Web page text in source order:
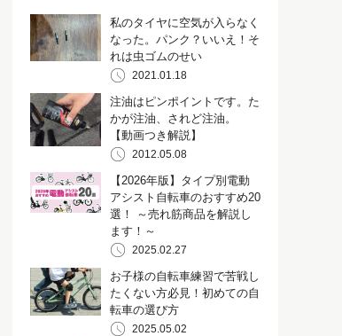
私のタイヤに空気が入らなく
なった。パンク？いいえ！そ
れは虫ゴムのせい
2021.01.18
注油はピンポイントです。た
かが注油、されど注油。
【動画つき解説】
2012.05.08
【2026年版】タイプ別電動
アシスト自転車のおすすめ20
選！ ～売れ筋商品を解説し
ます！～
2025.02.27
お子様の自転車練習で苦戦し
たくない方必見！初めての自
転車の選び方
2025.05.02